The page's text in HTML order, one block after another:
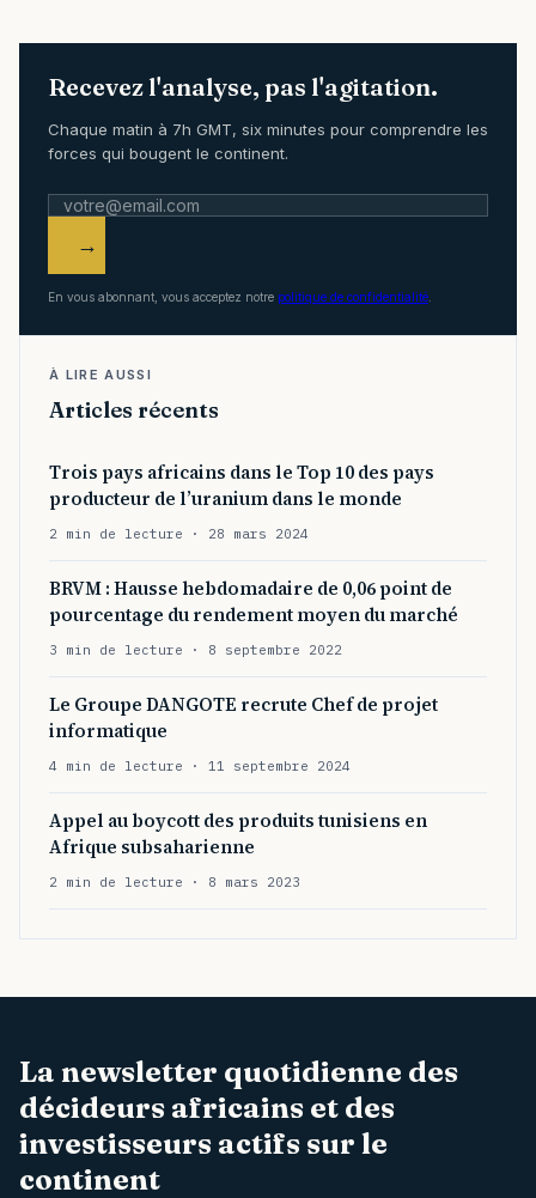
Recevez l'analyse, pas l'agitation.
Chaque matin à 7h GMT, six minutes pour comprendre les
forces qui bougent le continent.
→
En vous abonnant, vous acceptez notre politique de confidentialité
À LIRE AUSSI
Articles récents
Trois pays africains dans le Top 10 des pays
producteur de l’uranium dans le monde
2 min de lecture · 28 mars 2024
BRVM : Hausse hebdomadaire de 0,06 point de
pourcentage du rendement moyen du marché
3 min de lecture · 8 septembre 2022
Le Groupe DANGOTE recrute Chef de projet
informatique
4 min de lecture · 11 septembre 2024
Appel au boycott des produits tunisiens en
Afrique subsaharienne
2 min de lecture · 8 mars 2023
La newsletter quotidienne des
décideurs africains et des
investisseurs actifs sur le
continent